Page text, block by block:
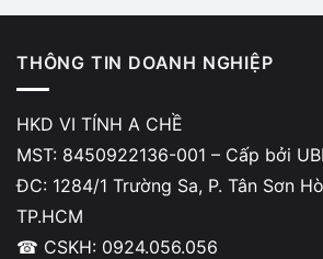
THÔNG TIN DOANH NGHIỆP
HKD VI TÍNH A CHỀ
MST: 8450922136-001 – Cấp bởi
ĐC: 1284/1 Trường Sa, P. Tân Sơn
TP.HCM
☎ CSKH: 0924.056.056